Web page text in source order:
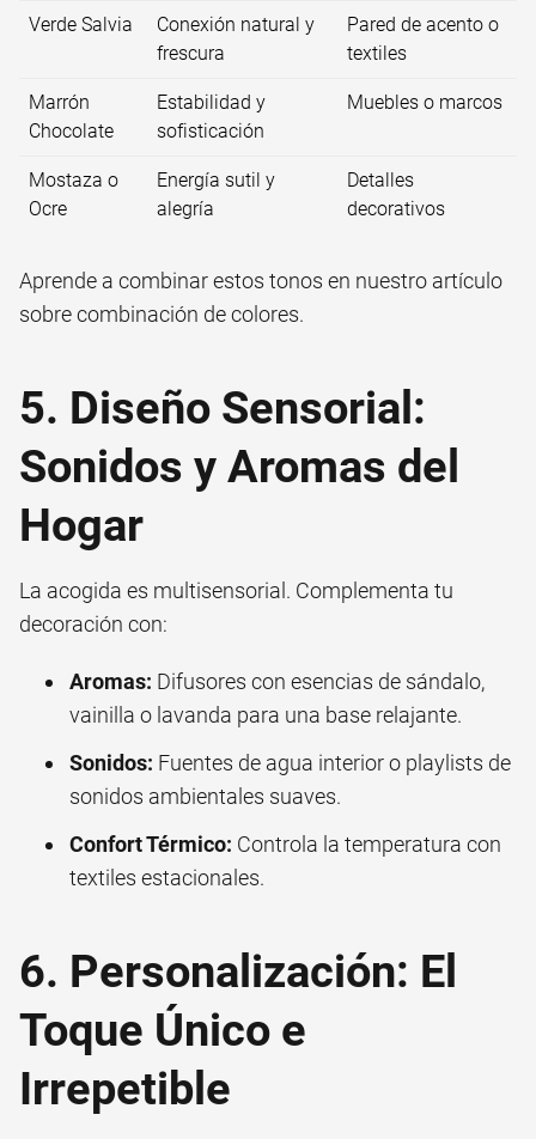
Verde Salvia
Conexión natural y
frescura
Pared de acento o
textiles
Marrón
Chocolate
Estabilidad y
sofisticación
Muebles o marcos
Mostaza o
Ocre
Energía sutil y
alegría
Detalles
decorativos
Aprende a combinar estos tonos en nuestro artículo
sobrecombinación de colores.
5. Diseño Sensorial:
Sonidos y Aromas del
Hogar
La acogida es multisensorial. Complementa tu
decoración con:
Aromas: Difusores con esencias de sándalo,
vainilla o lavanda para una base relajante.
Sonidos: Fuentes de agua interior o playlists de
sonidos ambientales suaves.
Confort Térmico: Controla la temperatura con
textiles estacionales.
6. Personalización: El
Toque Único e
Irrepetible